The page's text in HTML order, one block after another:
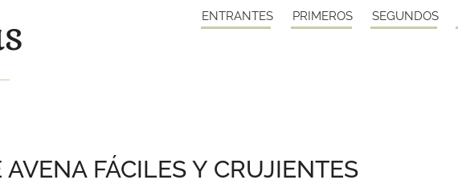
—
ENTRANTES PRIMEROS SEGUNDOS
FÁCILES Y CRUJIENTES